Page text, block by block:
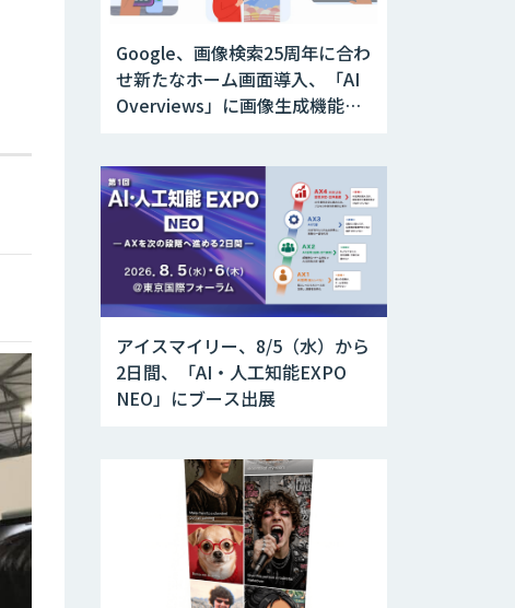
Google、画像検索25周年に合わ
せ新たなホーム画面導入、「AI
Overviews」に画像生成機能を
アイスマイリー、8/5（水）から
2日間、「AI・人工知能EXPO
NEO」にブース出展